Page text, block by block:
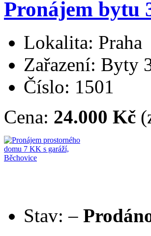
Pronájem bytu
Lokalita: Praha
Zařazení: Byty
Číslo: 1501
Cena: 24.000 Kč
Stav: –